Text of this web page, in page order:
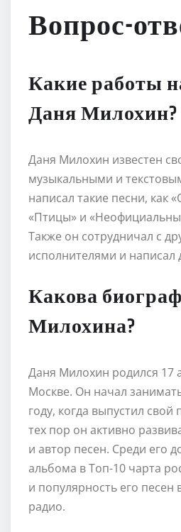
Вопрос-
Какие работы
Даня Милохин?
Даня Милохин известен
музыкальными и
написал такие песни, как
«Птицы» и
Также он сотрудничал с
исполнителями и написал
Какова
Милохина?
Даня Милохин родился 17
Москве. Он начал
году, когда выпустил
тех пор он активно
и автор песен. Среди его
альбома в Топ-10 чарта
и популярность его песен
радио.